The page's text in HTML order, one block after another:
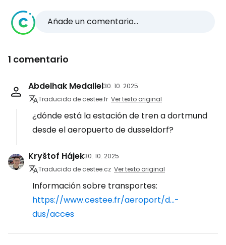
Añade un comentario...
1 comentario
Abdelhak Medallel30. 10. 2025
Traducido de cestee.fr Ver texto original
¿dónde está la estación de tren a dortmund
desde el aeropuerto de dusseldorf?
Kryštof Hájek30. 10. 2025
Traducido de cestee.cz Ver texto original
Información sobre transportes:
https://www.cestee.fr/aeroport/d...-
dus/acces